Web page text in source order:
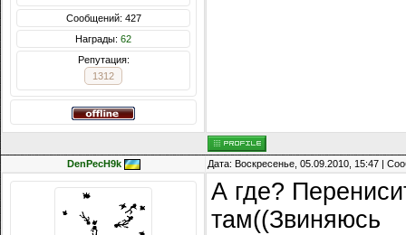
Сообщений: 427
Награды: 62
Репутация:
1312
DenPecH9k Дата: Воскресенье, 05.09.2010, 15:47 |
А где?
там((Звиняюсь